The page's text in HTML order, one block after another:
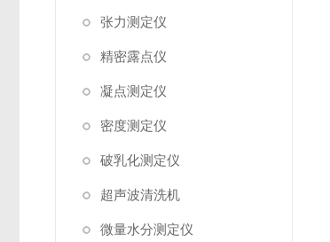
张力测定仪
精密露点仪
凝点测定仪
密度测定仪
破乳化测定仪
超声波清洗机
微量水分测定仪